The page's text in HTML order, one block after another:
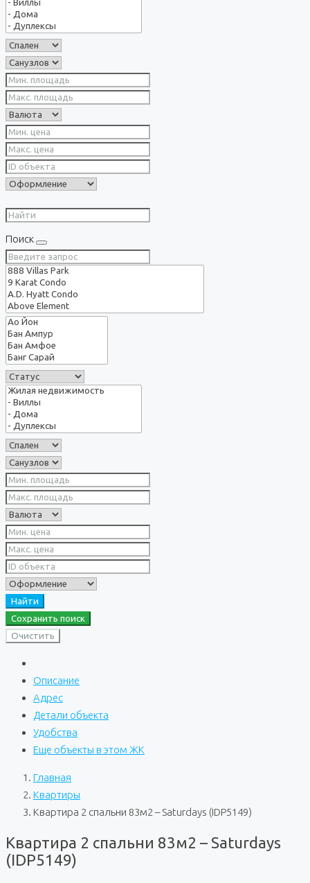
Поиск
Найти
Сохранить поиск
Очистить
Описание
Адрес
Детали объекта
Удобства
Еще объекты в этом ЖК
Главная
Квартиры
Квартира 2 спальни 83м2 – Saturdays (IDP5149)
Квартира 2 спальни 83м2 – Saturdays
(IDP5149)